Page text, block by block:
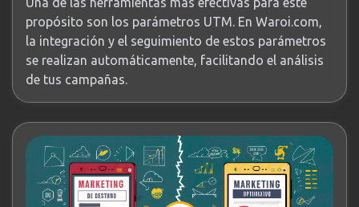
propósito son los parámetros UTM. En Waroi.com,
la integración y el seguimiento de estos parámetros
se realizan automáticamente, facilitando el análisis
de tus campañas.